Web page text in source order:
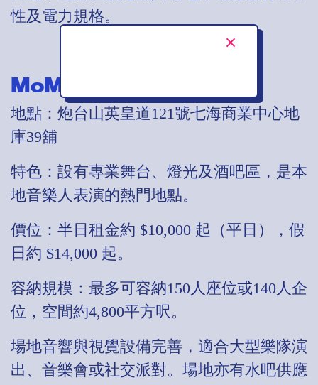
性及電力規格。
MoM Livehouse
地點：炮台山英皇道121號七海商業中心地
庫39舖
特色：設有專業舞台、燈光及酒吧區，是本
地音樂人表演的熱門地點。
價位：半日租金約 $10,000 起（平日），假
日約 $14,000 起。
容納規模：最多可容納150人座位或140人企
位，空間約4,800平方呎。
場地音響與視覺設備完善，適合大型樂隊演
出、音樂會或社交派對。場地亦有水吧供應